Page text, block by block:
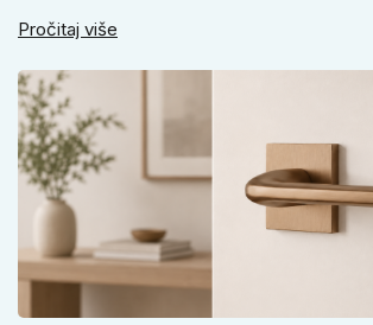
vrtnih vrata, podruma ili vrtne kućice ne
Pročitaj više